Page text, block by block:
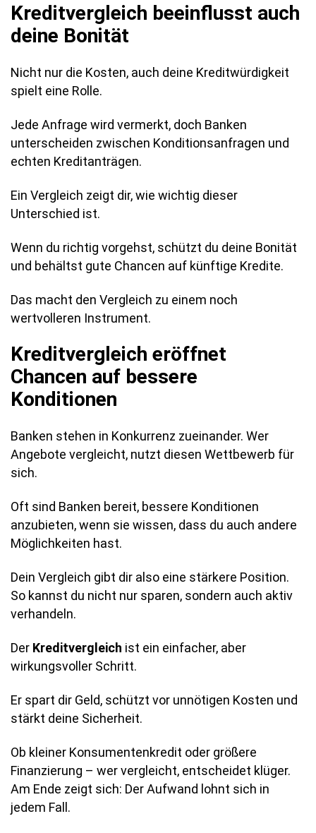
Kreditvergleich beeinflusst auch
deine Bonität
Nicht nur die Kosten, auch deine Kreditwürdigkeit
spielt eine Rolle.
Jede Anfrage wird vermerkt, doch Banken
unterscheiden zwischen Konditionsanfragen und
echten Kreditanträgen.
Ein Vergleich zeigt dir, wie wichtig dieser
Unterschied ist.
Wenn du richtig vorgehst, schützt du deine Bonität
und behältst gute Chancen auf künftige Kredite.
Das macht den Vergleich zu einem noch
wertvolleren Instrument.
Kreditvergleich eröffnet
Chancen auf bessere
Konditionen
Banken stehen in Konkurrenz zueinander. Wer
Angebote vergleicht, nutzt diesen Wettbewerb für
sich.
Oft sind Banken bereit, bessere Konditionen
anzubieten, wenn sie wissen, dass du auch andere
Möglichkeiten hast.
Dein Vergleich gibt dir also eine stärkere Position.
So kannst du nicht nur sparen, sondern auch aktiv
verhandeln.
Der Kreditvergleich ist ein einfacher, aber
wirkungsvoller Schritt.
Er spart dir Geld, schützt vor unnötigen Kosten und
stärkt deine Sicherheit.
Ob kleiner Konsumentenkredit oder größere
Finanzierung – wer vergleicht, entscheidet klüger.
Am Ende zeigt sich: Der Aufwand lohnt sich in
jedem Fall.